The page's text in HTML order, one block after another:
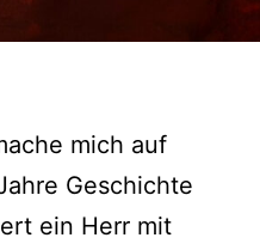
mich auf
Geschichte
ein Herr mit